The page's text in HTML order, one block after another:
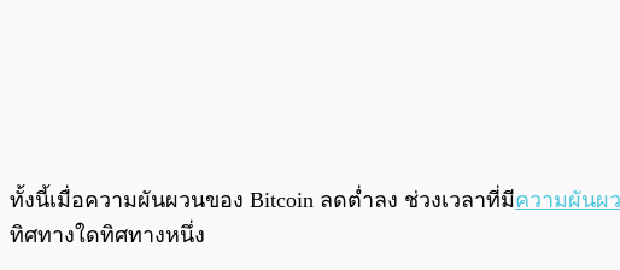
ทั้งนี้เมื่อความผันผวนของ Bitcoin ลดต่ำลง ช่วงเวลาที่มีความผันผ
ทิศทางใดทิศทางหนึ่ง